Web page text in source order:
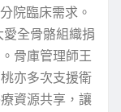
院臨床需求。
全骨骼組織捐
骨庫管理師王
亦多次支援衛
資源共享，讓